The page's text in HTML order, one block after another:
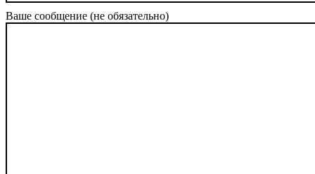
Ваше сообщение (не обязательно)